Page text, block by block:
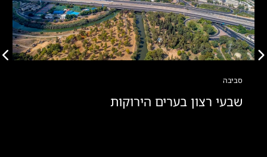
סביבה
שבעי רצון בערים הירוקות